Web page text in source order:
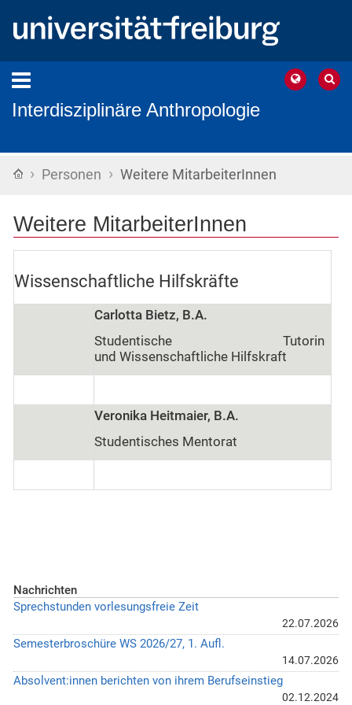
Interdisziplinäre Anthropologie
Startseite
› Personen › Weitere MitarbeiterInnen
Weitere MitarbeiterInnen
Wissenschaftliche Hilfskräfte
Carlotta Bietz, B.A.
Studentische Tutorin
und Wissenschaftliche Hilfskraft
Veronika Heitmaier, B.A.
Studentisches Mentorat
Nachrichten
Sprechstunden vorlesungsfreie Zeit
22.07.2026
Semesterbroschüre WS 2026/27, 1. Aufl.
14.07.2026
Absolvent:innen berichten von ihrem Berufseinstieg
02.12.2024